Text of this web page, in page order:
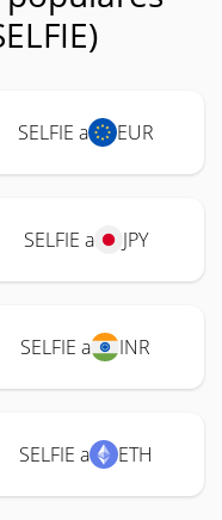
SELFIE a EUR
SELFIE a JPY
SELFIE a INR
SELFIE a ETH